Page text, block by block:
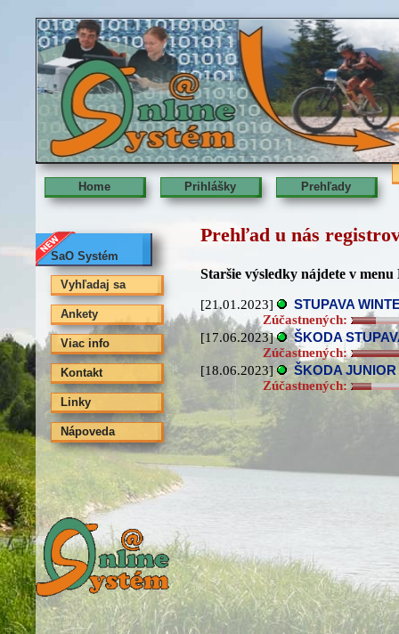
Home Prihlášky Prehľady
SaO Systém
Vyhľadaj sa
Ankety
Viac info
Kontakt
Linky
Nápoveda
Prehľad u nás
Staršie výsledky nájdete v menu
[21.01.2023]
STUPAVA
Zúčastnených:
[17.06.2023]
ŠKODA
Zúčastnených:
[18.06.2023]
ŠKODA
Zúčastnených: